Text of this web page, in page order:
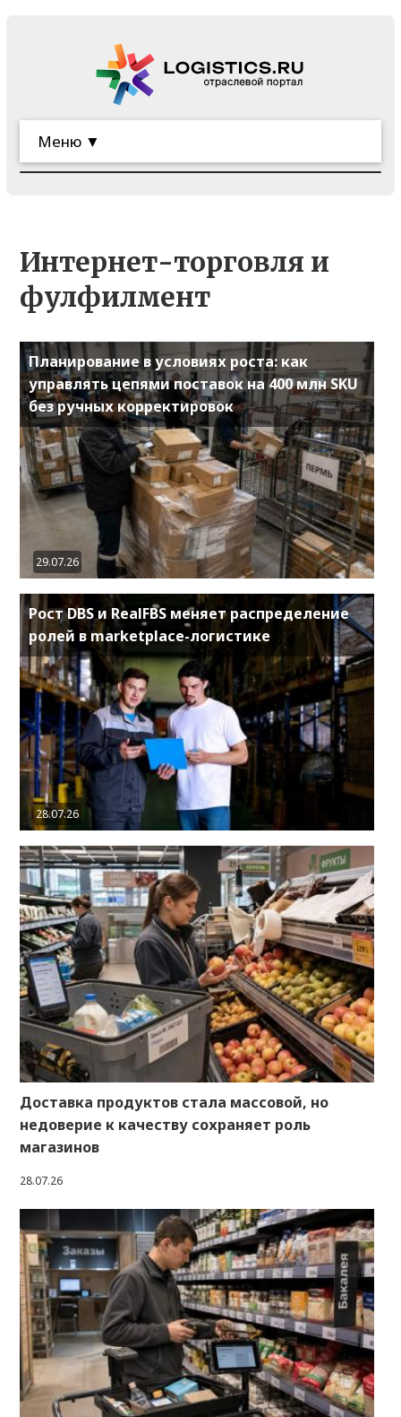
Меню ▼
Интернет-торговля и
фулфилмент
Планирование в условиях роста: как
управлять цепями поставок на 400 млн SKU
без ручных корректировок
29.07.26
Рост DBS и RealFBS меняет распределение
ролей в marketplace-логистике
28.07.26
Доставка продуктов стала массовой, но
недоверие к качеству сохраняет роль
магазинов
28.07.26